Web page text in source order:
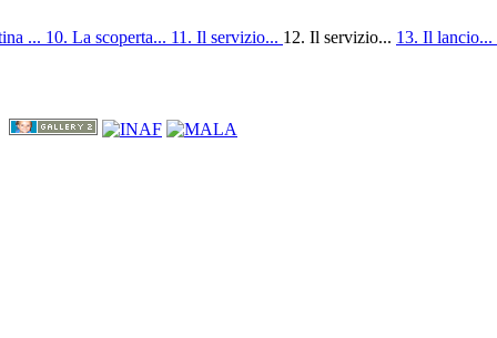
... 10. La scoperta... 11. Il servizio... 12. Il servizio... 13. Il lancio...